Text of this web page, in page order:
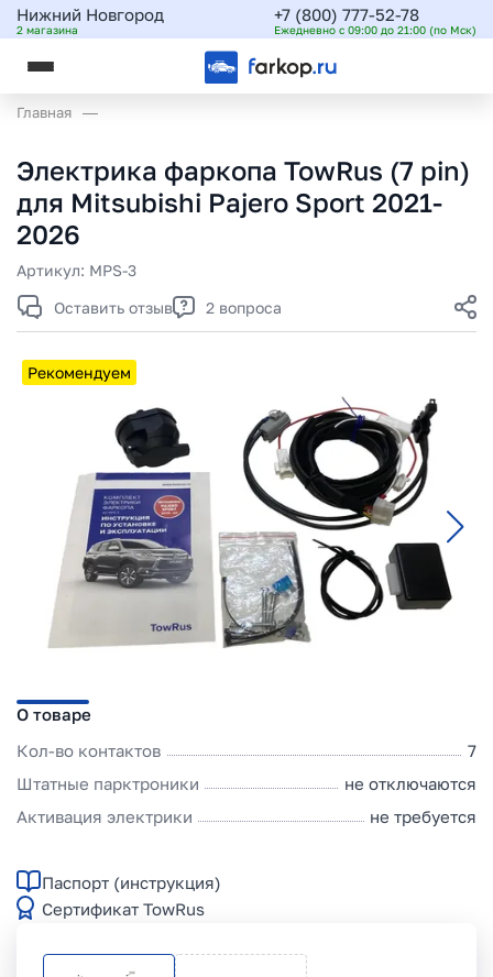
Нижний Новгород
2 магазина
+7 (800) 777-52-78
Ежедневно с 09:00 до 21:00 (по Мск)
Главная
Электрика фаркопа TowRus (7 pin)
для Mitsubishi Pajero Sport 2021-
2026
Артикул: MPS-3
Оставить отзыв
2 вопроса
Рекомендуем
О товаре
Кол-во контактов
7
Штатные парктроники
не отключаются
Активация электрики
не требуется
Паспорт (инструкция)
Сертификат TowRus